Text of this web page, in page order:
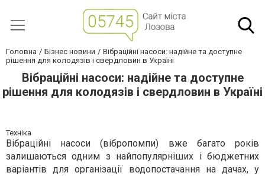
Головна Бізнес новини
Вібраційні насоси: надійне та доступне
рішення для колодязів і свердловин в Україні
Вібраційні насоси: надійне та доступне
рішення для колодязів і свердловин в Україні
Техніка
Вібраційні насоси (вібропомпи) вже багато років
залишаються одним з найпопулярніших і бюджетних
варіантів для організації водопостачання на дачах, у